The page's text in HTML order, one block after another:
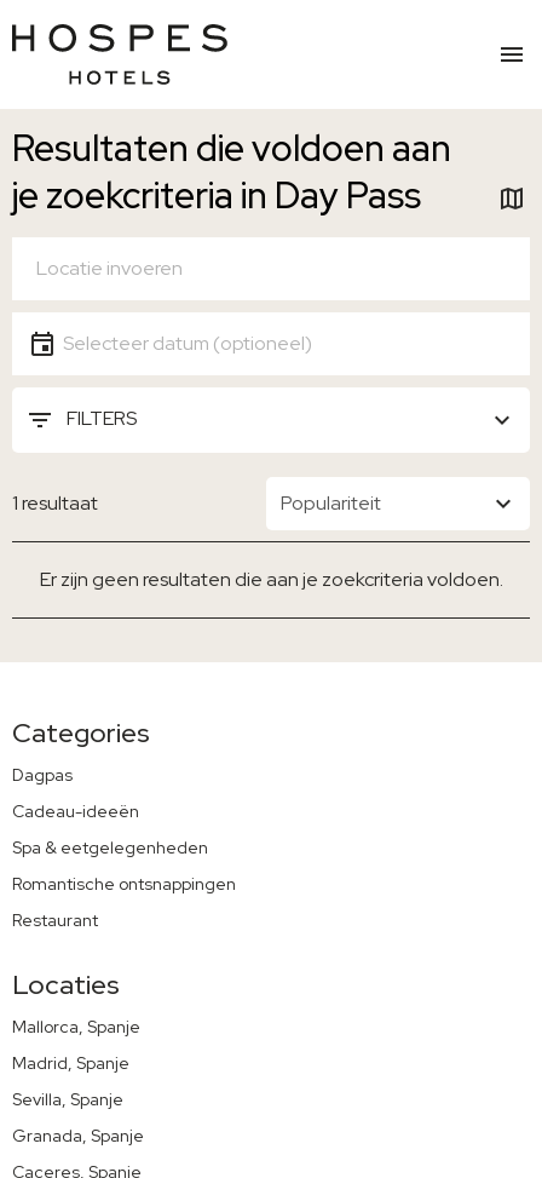
naar
hoofdinhoud
Resultaten die voldoen aan
je zoekcriteria in Day Pass
DATUM
Selecteer een datum
FILTERS
1 resultaat
Er zijn geen resultaten die aan je zoekcriteria voldoen.
Categories
Dagpas
Cadeau-ideeën
Spa & eetgelegenheden
Romantische ontsnappingen
Restaurant
Locaties
Mallorca, Spanje
Madrid, Spanje
Sevilla, Spanje
Granada, Spanje
Caceres, Spanje